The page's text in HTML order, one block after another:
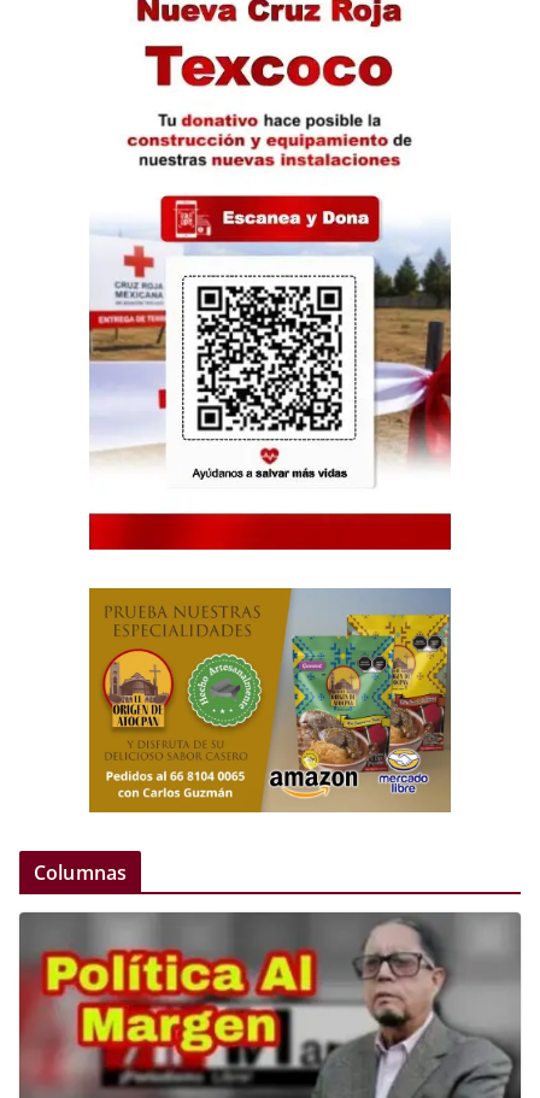
Columnas